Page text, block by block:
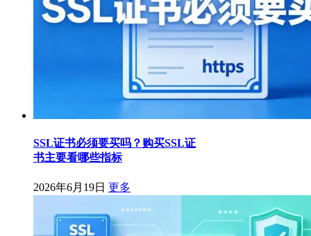
SSL证书必须要买吗？购买SSL证
书主要看哪些指标
2026年6月19日 更多